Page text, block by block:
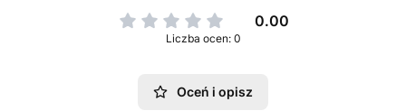
0.00
Liczba ocen: 0
Oceń i opisz